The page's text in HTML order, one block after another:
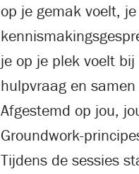
op je gemak voelt,
je op je plek voelt
hulpvraag en
Afgestemd op jou,
Groundwork-
Tijdens de sessies